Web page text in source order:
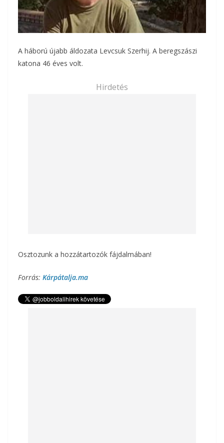
A háború újabb áldozata Levcsuk Szerhij. A beregszászi
katona 46 éves volt.
Hirdetés
Osztozunk a hozzátartozók fájdalmában!
Forrás: Kárpátalja.ma